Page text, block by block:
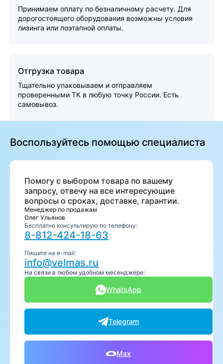
Принимаем оплату по безналичному расчету. Для
дорогостоящего оборудования возможны условия
лизинга или поэтапной оплаты.
Отгрузка товара
Тщательно упаковываем и отправляем
проверенными ТК в любую точку России. Есть
самовывоз.
Воспользуйтесь помощью специалиста
Помогу с выбором товара по вашему
запросу, отвечу на все интересующие
вопросы о сроках, доставке, гарантии.
Менеджер по продажам
Олег Ульянов
Бесплатно консультирую по телефону:
8-812-424-18-63
Пишите на e-mail:
info@velmas.ru
На связи в любом удобном месенджере:
WhatsApp
Telegram
Max